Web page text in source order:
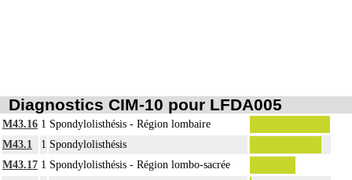
Diagnostics CIM-10 pour LFDA005
M43.16 1 Spondylolisthésis - Région lombaire
M43.1
1 Spondylolisthésis
M43.17 1 Spondylolisthésis - Région lombo-sacrée